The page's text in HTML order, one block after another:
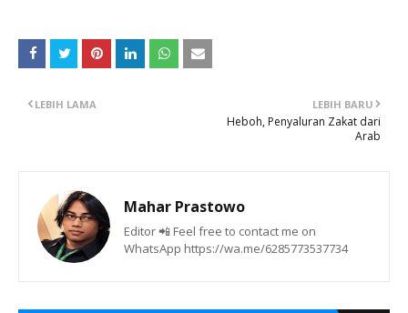
LEBIH BARU
Heboh, Penyaluran Zakat dari
Arab
LEBIH LAMA
Mahar Prastowo
Editor 📲 Feel free to contact me on
WhatsApp https://wa.me/6285773537734